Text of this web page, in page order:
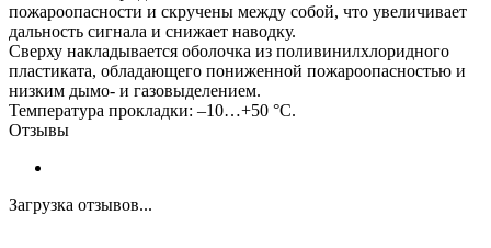
пожароопасности и скручены между собой, что увеличивает
дальность сигнала и снижает наводку.
Сверху накладывается оболочка из поливинилхлоридного
пластиката, обладающего пониженной пожароопасностью и
низким дымо- и газовыделением.
Температура прокладки: –10…+50 °С.
Отзывы
Загрузка отзывов...